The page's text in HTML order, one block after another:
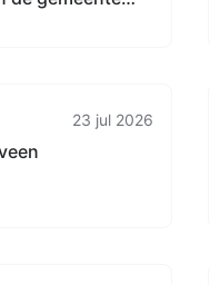
23 jul 2026